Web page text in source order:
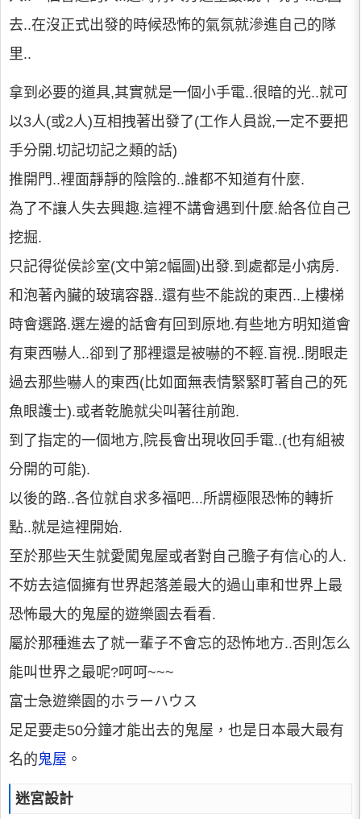
去..在沒正式出發的時候恐怖的氣氛就滲進自己的隊
里..
拿到必要的道具,其實就是一個小手電..很暗的光..就可
以3人(或2人)互相拽著出發了(工作人員說,一定不要把
手分開.切記切記之類的話)
推開門..裡面靜靜的陰陰的..誰都不知道有什麼.
為了不讓人失去興趣.這裡不講會遇到什麼.給各位自己
挖掘.
只記得從侯診室(文中第2幅圖)出發.到處都是小病房.
和泡著內臟的玻璃容器..還有些不能說的東西..上樓梯
時會選路.選左邊的話會有回到原地.有些地方明知道會
有東西嚇人..卻到了那裡還是被嚇的不輕.盲視..閉眼走
過去那些嚇人的東西(比如面無表情緊緊盯著自己的死
魚眼護士).或者乾脆就尖叫著往前跑.
到了指定的一個地方,院長會出現收回手電..(也有組被
分開的可能).
以後的路..各位就自求多福吧...所謂極限恐怖的轉折
點..就是這裡開始.
至於那些天生就愛闖鬼屋或者對自己膽子有信心的人.
不妨去這個擁有世界起落差最大的過山車和世界上最
恐怖最大的鬼屋的遊樂園去看看.
屬於那種進去了就一輩子不會忘的恐怖地方..否則怎么
能叫世界之最呢?呵呵~~~
富士急遊樂園的ホラーハウス
足足要走50分鐘才能出去的鬼屋，也是日本最大最有
名的鬼屋 。
迷宮設計